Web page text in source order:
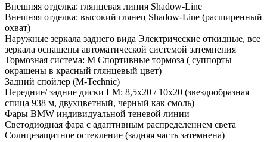
Внешняя отделка: глянцевая линия Shadow-Line
Внешняя отделка: высокий глянец Shadow-Line (расширенный
охват)
Наружные зеркала заднего вида Электрические откидные, все
зеркала оснащены автоматической системой затемнения
Тормозная система: M Спортивные тормоза ( суппорты
окрашены в красный глянцевый цвет)
Задний спойлер (M-Technic)
Передние/ задние диски LM: 8,5x20 / 10x20 (звездообразная
спица 938 м, двухцветный, черный как смоль)
Фары BMW индивидуальной теневой линии
Светодиодная фара с адаптивным распределением света
Солнцезащитное остекление (задняя часть затемнена)